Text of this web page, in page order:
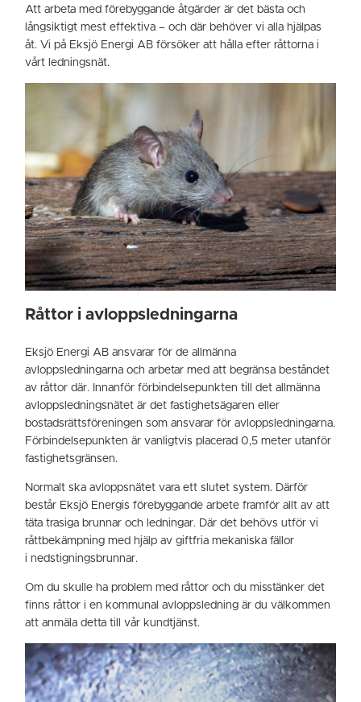
Att arbeta med förebyggande åtgärder är det bästa och
långsiktigt mest effektiva – och där behöver vi alla hjälpas
åt. Vi på Eksjö Energi AB försöker att hålla efter råttorna i
vårt ledningsnät.
Råttor i avloppsledningarna
Eksjö Energi AB ansvarar för de allmänna
avloppsledningarna och arbetar med att begränsa beståndet
av råttor där. Innanför förbindelsepunkten till det allmänna
avloppsledningsnätet är det fastighetsägaren eller
bostadsrättsföreningen som ansvarar för avloppsledningarna.
Förbindelsepunkten är vanligtvis placerad 0,5 meter utanför
fastighetsgränsen.
Normalt ska avloppsnätet vara ett slutet system. Därför
består Eksjö Energis förebyggande arbete framför allt av att
täta trasiga brunnar och ledningar. Där det behövs utför vi
råttbekämpning med hjälp av giftfria mekaniska fällor
i nedstigningsbrunnar.
Om du skulle ha problem med råttor och du misstänker det
finns råttor i en kommunal avloppsledning är du välkommen
att anmäla detta till vår kundtjänst.